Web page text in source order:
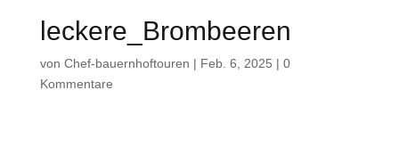
leckere_Brombeeren
von Chef-bauernhoftouren | Feb. 6, 2025 | 0
Kommentare